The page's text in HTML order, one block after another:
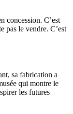
concession. C’est
pas le vendre. C’est
sa fabrication a
qui montre le
les futures